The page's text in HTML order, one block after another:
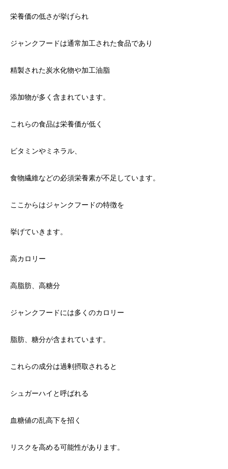
栄養価の低さが挙げられ
ジャンクフードは通常加工された食品であり
精製された炭水化物や加工油脂
添加物が多く含まれています。
これらの食品は栄養価が低く
ビタミンやミネラル、
食物繊維などの必須栄養素が不足しています。
ここからはジャンクフードの特徴を
挙げていきます。
高カロリー
高脂肪、高糖分
ジャンクフードには多くのカロリー
脂肪、糖分が含まれています。
これらの成分は過剰摂取されると
シュガーハイと呼ばれる
血糖値の乱高下を招く
リスクを高める可能性があります。